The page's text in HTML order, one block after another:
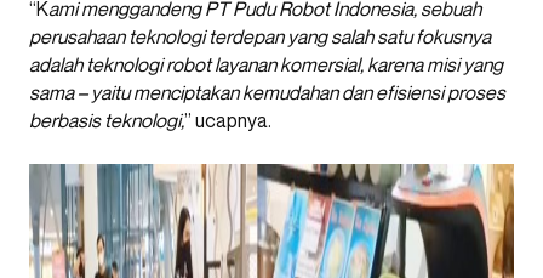
“Kami menggandeng PT Pudu Robot Indonesia, sebuah
perusahaan teknologi terdepan yang salah satu fokusnya
adalah teknologi robot layanan komersial, karena misi yang
sama – yaitu menciptakan kemudahan dan efisiensi proses
berbasis teknologi,” ucapnya.